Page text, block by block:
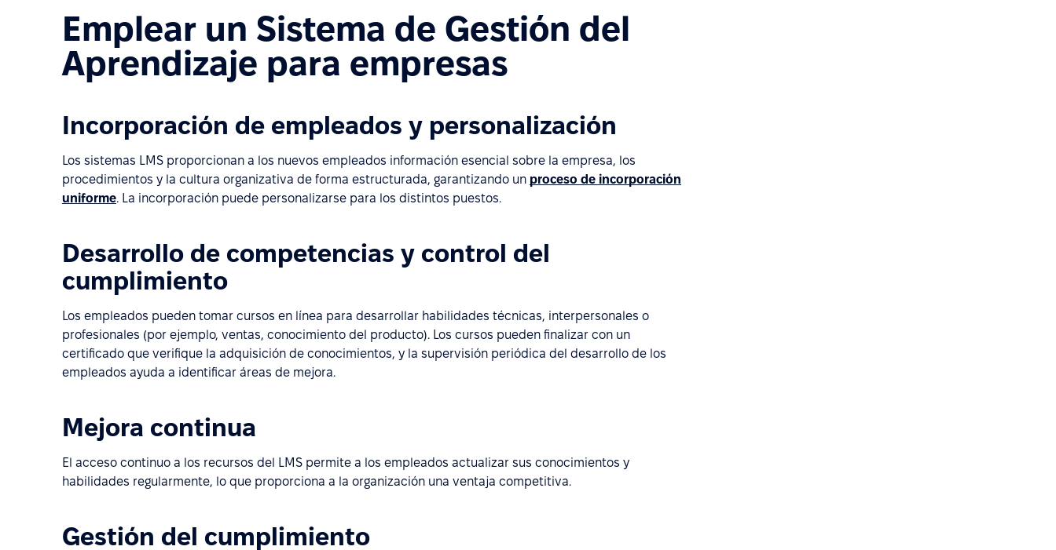
Emplear un Sistema de Gestión del
Aprendizaje para empresas
Incorporación de empleados y personalización
Los sistemas LMS proporcionan a los nuevos empleados información esencial sobre la empresa, los
procedimientos y la cultura organizativa de forma estructurada, garantizando un proceso de incorporación
uniforme. La incorporación puede personalizarse para los distintos puestos.
Desarrollo de competencias y control del
cumplimiento
Los empleados pueden tomar cursos en línea para desarrollar habilidades técnicas, interpersonales o
profesionales (por ejemplo, ventas, conocimiento del producto). Los cursos pueden finalizar con un
certificado que verifique la adquisición de conocimientos, y la supervisión periódica del desarrollo de los
empleados ayuda a identificar áreas de mejora.
Mejora continua
El acceso continuo a los recursos del LMS permite a los empleados actualizar sus conocimientos y
habilidades regularmente, lo que proporciona a la organización una ventaja competitiva.
Gestión del cumplimiento